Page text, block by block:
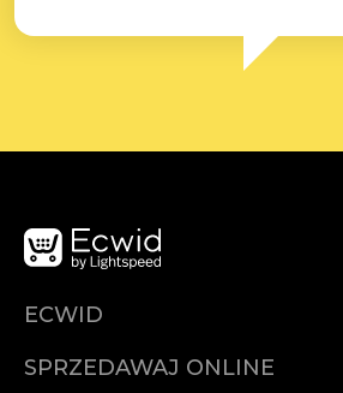
ECWID
Cena
SPRZEDAWAJ ONLINE